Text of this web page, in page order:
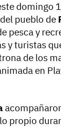
domingo
pueblo de
pesca y
y turistas
de los
en
propio